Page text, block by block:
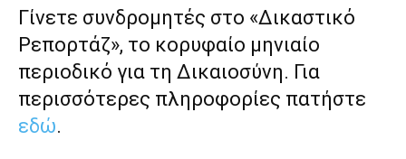
Γίνετε συνδρομητές στο «Δικαστικό
Ρεπορτάζ», το κορυφαίο μηνιαίο
περιοδικό για τη Δικαιοσύνη. Για
περισσότερες πληροφορίες πατήστε
εδώ.